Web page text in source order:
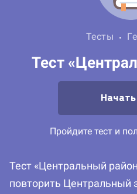
Тесты
Тест
Пройдите тест и
Тест «Центральный
повторить Центральный